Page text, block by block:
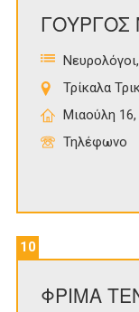
ΓΟΥΡΓΟΣ
Νευρολόγοι
Τρίκαλα
Μιαούλη
Τηλέφωνο
10
ΦΡΙΜΑ